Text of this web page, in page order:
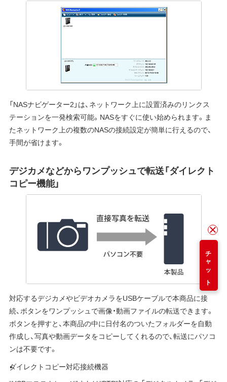
「NASナビゲーター2」は、ネットワーク上に設置済みのリンクス
テーションを一発検索可能。NASをすぐに使い始められます。ま
たネットワーク上の複数のNASの接続設定が簡単に行えるので、
手間が省けます。
デジカメなどからワンプッシュで転送「ダイレクト
コピー機能」
対応するデジカメやビデオカメラをUSBケーブルで本商品に接
続、ボタンをワンプッシュで画像・動画ファイルの転送できます。
ボタンを押すと、本商品の中に日付名のついたフォルダーを自動
作成し、写真や動画データをコピーしてくれるので、転送にパソコ
ンは不要です。
ダイレクトコピー対応接続機器
チャット